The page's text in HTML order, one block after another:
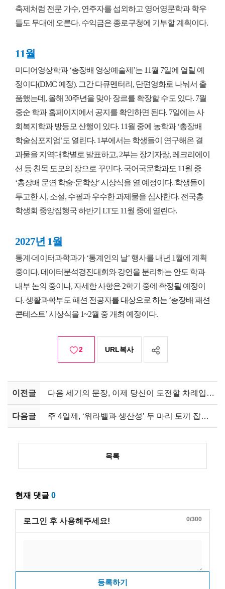
축제처럼 전문 가수, 연주자를 섭외하고 영어영문학과 학우
들도 무대에 오른다. 수익금은 종로구청에 기부할 계획이다.
11월
미디어영상학과 ‘총장배 영상예술제’는 11월 7일에 열릴 예
정이다(DMC 예정). 그간 다큐멘터리, 단편영화로 나눠서 출
품했는데, 올해 30주년을 맞아 장르를 확장할 수도 있다. 7월
중순 학과 홈페이지에서 공지를 확인하면 된다. 7일에는 사
회복지학과 방등모 산행이 있다. 11월 중에 농학과 ‘총장배
학술심포지엄’도 열린다. 1부에서는 학생들이 연구해온 결
과물을 지역대학별로 발표하고, 2부는 장기자랑, 레크리에이
션 등 친목 도모의 장으로 꾸민다. 국어국문학과도 11월 중
‘총장배 문연 학술·문학상’ 시상식을 열 예정이다. 학생들이
투고한 시, 소설, 수필과 우수한 과제물을 심사한다. 전국총
학생회 중앙집행국 하반기 LT도 11월 중에 열린다.
2027년 1월
통계·데이터과학과가 ‘통계인의 날’ 행사를 내년 1월에 계획
중이다. 데이터분석경진대회와 강연을 분리하는 안도 학과
내부 논의 중이나, 자세한 사항은 2학기 중에 확정될 예정이
다. 생활과학부도 패션 전공자를 대상으로 하는 ‘총장배 패션
콘테스트’ 시상식을 1~2월 중 개최 예정이다.
2 URL복사
이전글 다음 세기의 문장, 이제 당신이 도전할 차례입니다!
다음글 주 4일제, ‘워라밸과 생산성’ 두 마리 토끼 잡을까?
목록
현재 댓글 0
로그인 후 사용해주세요! 0/300
등록하기